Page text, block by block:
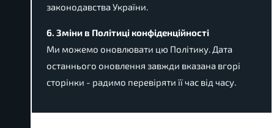
законодавства України.
6. Зміни в Політиці конфіденційності
Ми можемо оновлювати цю Політику. Дата
останнього оновлення завжди вказана вгорі
сторінки - радимо перевіряти її час від часу.